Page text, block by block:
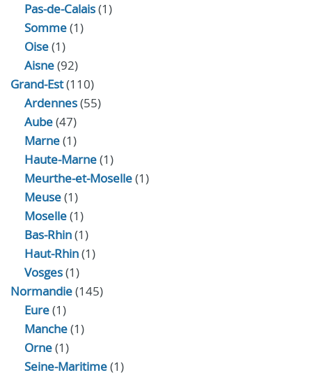
Pas-de-Calais(1)
Somme(1)
Oise(1)
Aisne(92)
Grand-Est(110)
Ardennes(55)
Aube(47)
Marne(1)
Haute-Marne(1)
Meurthe-et-Moselle(1)
Meuse(1)
Moselle(1)
Bas-Rhin(1)
Haut-Rhin(1)
Vosges(1)
Normandie(145)
Eure(1)
Manche(1)
Orne(1)
Seine-Maritime(1)